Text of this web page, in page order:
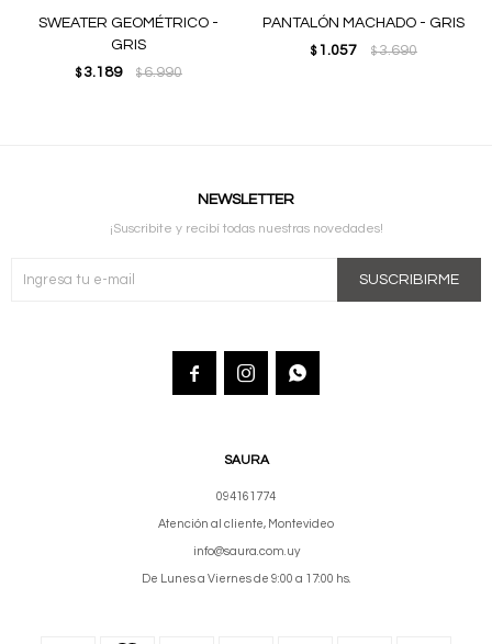
SWEATER GEOMÉTRICO -
GRIS
$ 3.189 $6.990
PANTALÓN MACHADO - GRIS
$ 1.057 $3.690
SAURA
094161774
Atención al cliente, Montevideo
info@saura.com.uy
De Lunes a Viernes de 9:00 a 17:00 hs.
NEWSLETTER
¡Suscribite y recibí todas nuestras novedades!
SUSCRIBIRME
  